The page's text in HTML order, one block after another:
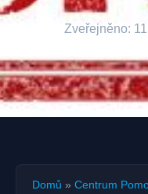
Zveřejněno:
Domů » Centrum